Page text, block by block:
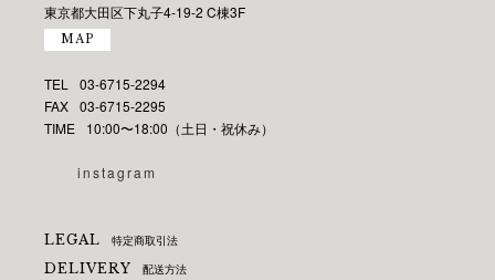
東京都大田区下丸子4-19-2 C棟3F
MAP
TEL
03-6715-2294
FAX 03-6715-2295
TIME
10:00〜18:00（土日・祝休み）
instagram
LEGAL 特定商取引法
DELIVERY 配送方法